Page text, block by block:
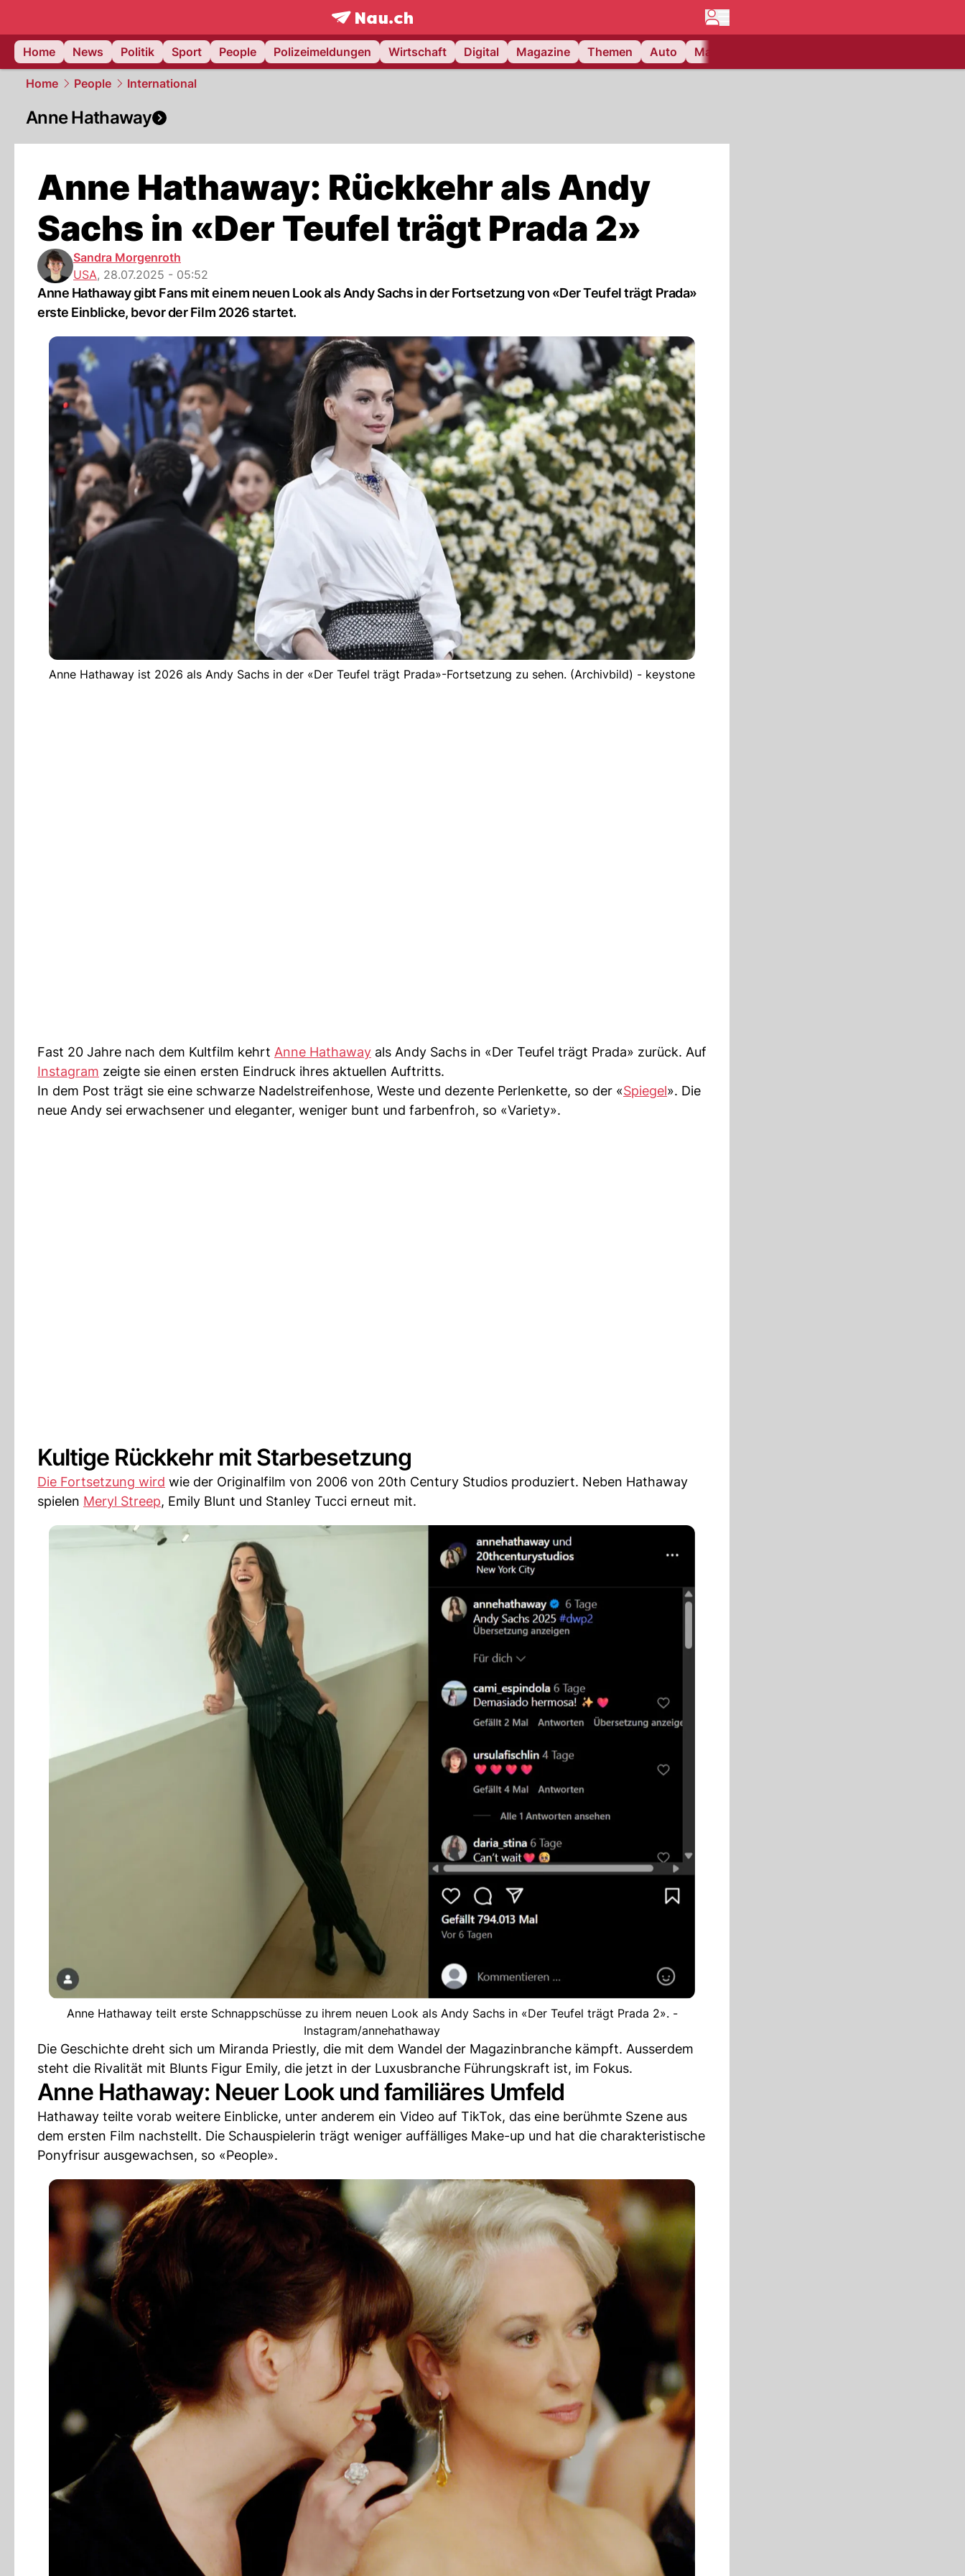
frontpage.NAU.ch
Home
News Politik Sport People Polizeimeldungen Wirtschaft Digital Magazine Themen Auto Matchcenter
Home People International
Anne Hathaway
Anne Hathaway: Rückkehr als Andy
Sachs in «Der Teufel trägt Prada 2»
Sandra Morgenroth
USA, 28.07.2025 - 05:52
Anne Hathaway gibt Fans mit einem neuen Look als Andy Sachs in der Fortsetzung von «Der Teufel trägt Prada»
erste Einblicke, bevor der Film 2026 startet.
Anne Hathaway ist 2026 als Andy Sachs in der «Der Teufel trägt Prada»-Fortsetzung zu sehen. (Archivbild) - keystone
Fast 20 Jahre nach dem Kultfilm kehrt Anne Hathaway als Andy Sachs in «Der Teufel trägt Prada» zurück. Auf
Instagram zeigte sie einen ersten Eindruck ihres aktuellen Auftritts.
In dem Post trägt sie eine schwarze Nadelstreifenhose, Weste und dezente Perlenkette, so der «Spiegel». Die
neue Andy sei erwachsener und eleganter, weniger bunt und farbenfroh, so «Variety».
Kultige Rückkehr mit Starbesetzung
Die Fortsetzung wird wie der Originalfilm von 2006 von 20th Century Studios produziert. Neben Hathaway
spielen Meryl Streep, Emily Blunt und Stanley Tucci erneut mit.
Anne Hathaway teilt erste Schnappschüsse zu ihrem neuen Look als Andy Sachs in «Der Teufel trägt Prada 2». -
Instagram/annehathaway
Die Geschichte dreht sich um Miranda Priestly, die mit dem Wandel der Magazinbranche kämpft. Ausserdem
steht die Rivalität mit Blunts Figur Emily, die jetzt in der Luxusbranche Führungskraft ist, im Fokus.
Anne Hathaway: Neuer Look und familiäres Umfeld
Hathaway teilte vorab weitere Einblicke, unter anderem ein Video auf TikTok, das eine berühmte Szene aus
dem ersten Film nachstellt. Die Schauspielerin trägt weniger auffälliges Make-up und hat die charakteristische
Ponyfrisur ausgewachsen, so «People».